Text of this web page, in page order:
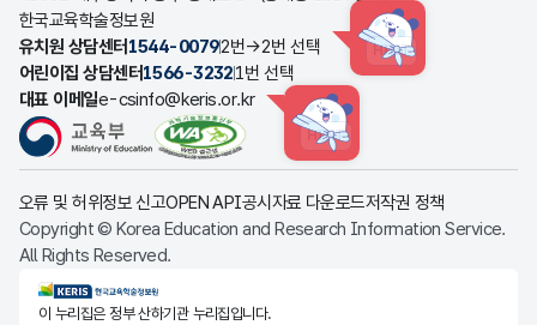
한국교육학술정보원
유치원 상담센터 1544-00792번→2번 선택 HINT
어린이집 상담센터1566-32321번 선택
대표 이메일e-csinfo@keris.or.kr
HINT
오류 및 허위정보 신고OPEN API공시자료 다운로드저작권 정책
Copyright © Korea Education and Research Information Service.
All Rights Reserved.
KERIS한국교육학술정보원
이 누리집은 정부 산하기관 누리집입니다.